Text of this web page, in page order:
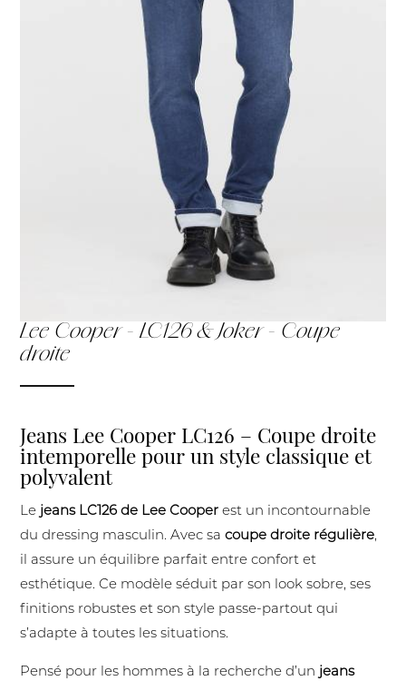
Lee Cooper - LC126 & Joker - Coupe
droite
Jeans Lee Cooper LC126 – Coupe droite
intemporelle pour un style classique et
polyvalent
Le jeans LC126 de Lee Cooper est un incontournable
du dressing masculin. Avec sacoupe droite régulière,
il assure un équilibre parfait entre confort et
esthétique. Ce modèle séduit par son look sobre, ses
finitions robustes et son style passe-partout qui
s’adapte à toutes les situations.
Pensé pour les hommes à la recherche d’un jeans